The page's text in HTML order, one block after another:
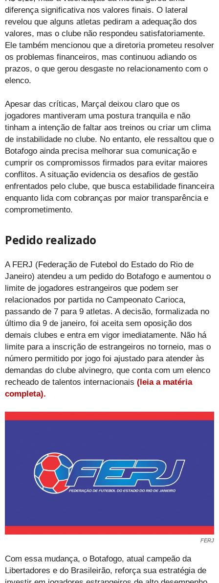
diferença significativa nos valores finais. O lateral
revelou que alguns atletas pediram a adequação dos
valores, mas o clube não respondeu satisfatoriamente.
Ele também mencionou que a diretoria prometeu resolver
os problemas financeiros, mas continuou adiando os
prazos, o que gerou desgaste no relacionamento com o
elenco.
Apesar das críticas, Marçal deixou claro que os
jogadores mantiveram uma postura tranquila e não
tinham a intenção de faltar aos treinos ou criar um clima
de instabilidade no clube. No entanto, ele ressaltou que o
Botafogo ainda precisa melhorar sua comunicação e
cumprir os compromissos firmados para evitar maiores
conflitos. A situação evidencia os desafios de gestão
enfrentados pelo clube, que busca estabilidade financeira
enquanto lida com cobranças por maior transparência e
comprometimento.
Pedido realizado
A FERJ (Federação de Futebol do Estado do Rio de
Janeiro) atendeu a um pedido do Botafogo e aumentou o
limite de jogadores estrangeiros que podem ser
relacionados por partida no Campeonato Carioca,
passando de 7 para 9 atletas. A decisão, formalizada no
último dia 9 de janeiro, foi aceita sem oposição dos
demais clubes e entra em vigor imediatamente. Não há
limite para a inscrição de estrangeiros no torneio, mas o
número permitido por jogo foi ajustado para atender às
demandas do clube alvinegro, que conta com um elenco
recheado de talentos internacionais (leia a matéria
completa).
FERJ
Com essa mudança, o Botafogo, atual campeão da
Libertadores e do Brasileirão, reforça sua estratégia de